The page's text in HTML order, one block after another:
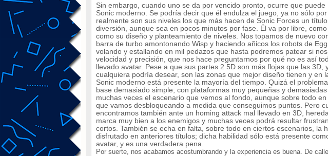
Sin embargo, cuando uno se da por vencido pronto, ocurre que
Sonic moderno. Se podría decir que él endulza el juego, ya no sólo
realmente son sus niveles los que más hacen de Sonic Forces un
diversión, aunque sea en pocos minutos por fase. Él va por libre,
como su diseño y planteamiento de niveles. Nos topamos de nuevo
barra de turbo amontonando Wisp y haciendo añicos los robots de
volando y estallando en mil pedazos que hasta podremos patear si
velocidad y precisión, que nos hace preguntarnos por qué no es así
llevado avatar. Pese a que sus partes 2.5D son más flojas que las 3D,
cualquiera podría desear, son las zonas que mejor diseño tienen y en
Sonic moderno está presente la mayoría del tiempo. Quizá el
base demasiado simple; con plataformas muy pequeñas y
muchas veces el escenario que vemos al fondo, aunque sobre todo
que vamos desbloqueando a medida que conseguimos puntos. Pero
encontramos también ante un homing attack mal llevado en 3D,
marca muy bien a los enemigos y muchas veces podrá resultar
cortos. También se echa en falta, sobre todo en ciertos escenarios, la
disfrutado en anteriores títulos; dicha habilidad sólo está presente
avatar, y es una verdadera pena.
Por suerte, nos acabamos acostumbrando y la experiencia es buena. De